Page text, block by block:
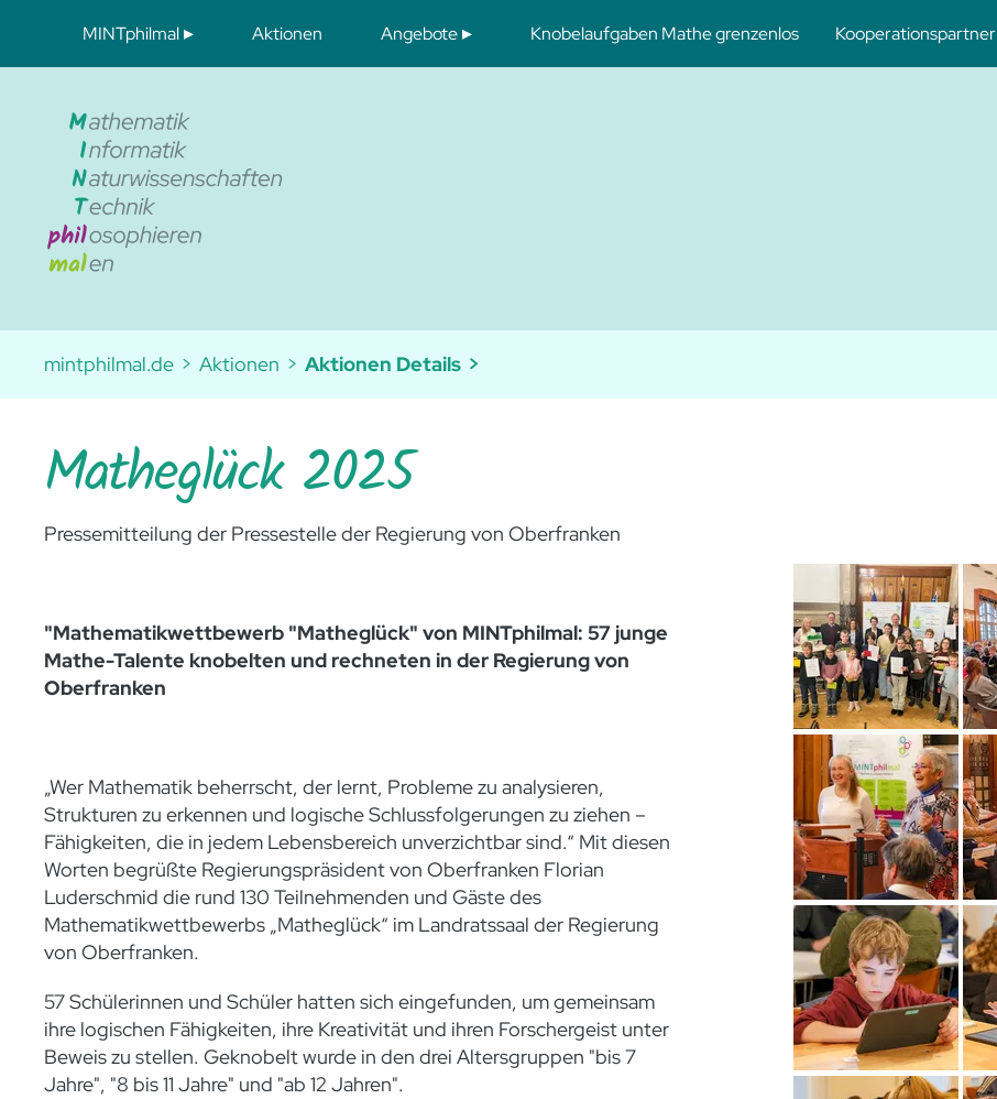
überspringen
MINTphilmal
Konzeption und Entwicklung
Werden Sie Mitglied
Matheteam Bayreuth
Aktuelles
Schule – und dann?
Aktionen Angebote Knobelaufgaben Mathe grenzenlos Kooperationspartner
mintphilmal.de Aktionen Aktionen Details
Matheglück 2025
Pressemitteilung der Pressestelle der Regierung von Oberfranken
"Mathematikwettbewerb "Matheglück" von MINTphilmal: 57 junge
Mathe-Talente knobelten und rechneten in der Regierung von
Oberfranken
„Wer Mathematik beherrscht, der lernt, Probleme zu analysieren,
Strukturen zu erkennen und logische Schlussfolgerungen zu ziehen –
Fähigkeiten, die in jedem Lebensbereich unverzichtbar sind.“ Mit diesen
Worten begrüßte Regierungspräsident von Oberfranken Florian
Luderschmid die rund 130 Teilnehmenden und Gäste des
Mathematikwettbewerbs „Matheglück“ im Landratssaal der Regierung
von Oberfranken.
57 Schülerinnen und Schüler hatten sich eingefunden, um gemeinsam
ihre logischen Fähigkeiten, ihre Kreativität und ihren Forschergeist unter
Beweis zu stellen. Geknobelt wurde in den drei Altersgruppen "bis 7
Jahre", "8 bis 11 Jahre" und "ab 12 Jahren".